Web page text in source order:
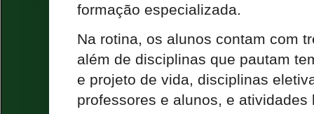
formação especializada.
Na rotina, os alunos contam com
além de disciplinas que pautam
e projeto de vida, disciplinas
professores e alunos, e atividades